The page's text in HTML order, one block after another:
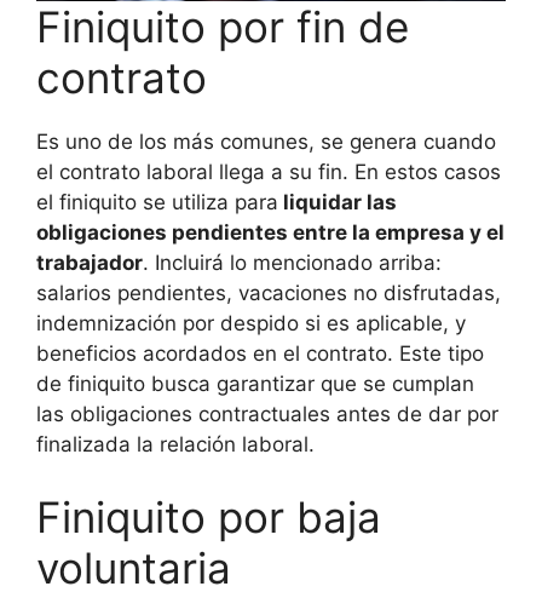
Finiquito por fin de
contrato
Es uno de los más comunes, se genera cuando
el contrato laboral llega a su fin. En estos casos
el finiquito se utiliza para liquidar las
obligaciones pendientes entre la empresa y el
trabajador. Incluirá lo mencionado arriba:
salarios pendientes, vacaciones no disfrutadas,
indemnización por despido si es aplicable, y
beneficios acordados en el contrato. Este tipo
de finiquito busca garantizar que se cumplan
las obligaciones contractuales antes de dar por
finalizada la relación laboral.
Finiquito por baja
voluntaria